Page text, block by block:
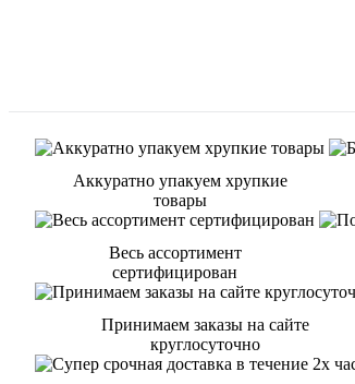
Аккуратно упакуем хрупкие
товары
Весь ассортимент
сертифицирован
Принимаем заказы на сайте
круглосуточно